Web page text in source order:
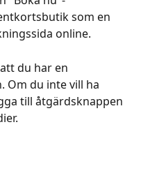
som en
online.
du har en
Om du inte vill ha
till åtgärdsknappen